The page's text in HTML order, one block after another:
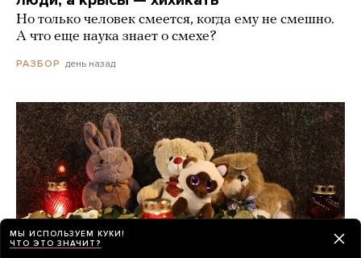
Но только человек смеется, когда ему не смешно.
А что еще наука знает о смехе?
РАЗБОР день назад
МЫ ИСПОЛЬЗУЕМ КУКИ!
ЧТО ЭТО ЗНАЧИТ?